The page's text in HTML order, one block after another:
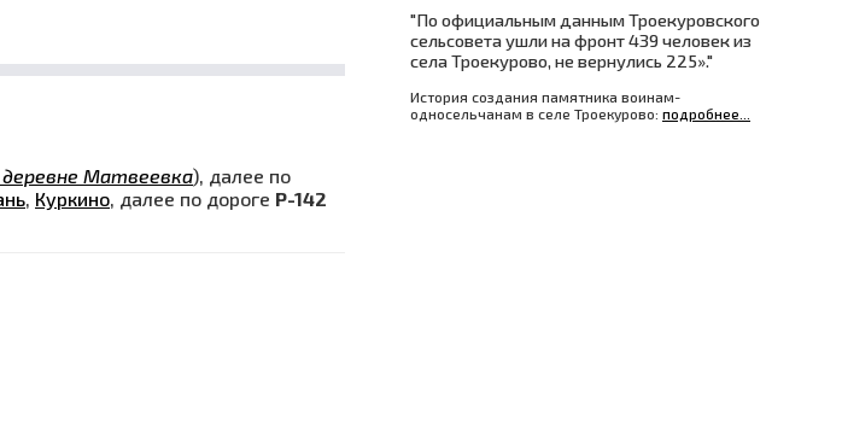
деревне Матвеевка), далее по
, Куркино, далее по дороге Р-142
"По официальным данным Троекуровского
сельсовета ушли на фронт 439 человек из
села Троекурово, не вернулись 225»."
История создания памятника воинам-
односельчанам в селе Троекурово: подробнее...